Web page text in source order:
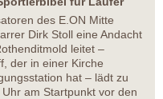
des E.ON Mitte
Dirk Stoll eine Andacht
leitet –
der in einer Kirche
hat – lädt zu
am Startpunkt vor den